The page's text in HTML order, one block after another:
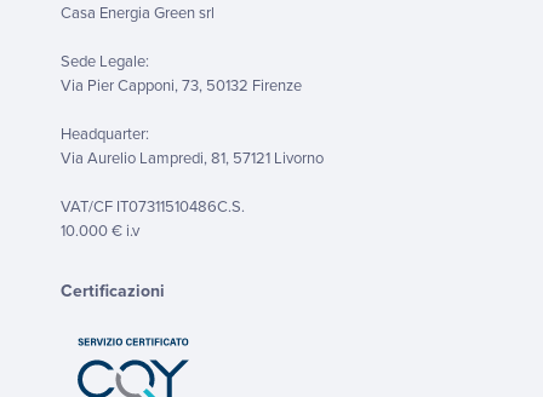
Casa Energia Green srl
Sede Legale:
Via Pier Capponi, 73, 50132 Firenze
Headquarter:
Via Aurelio Lampredi, 81, 57121 Livorno
VAT/CF IT07311510486C.S.
10.000 € i.v
Certificazioni